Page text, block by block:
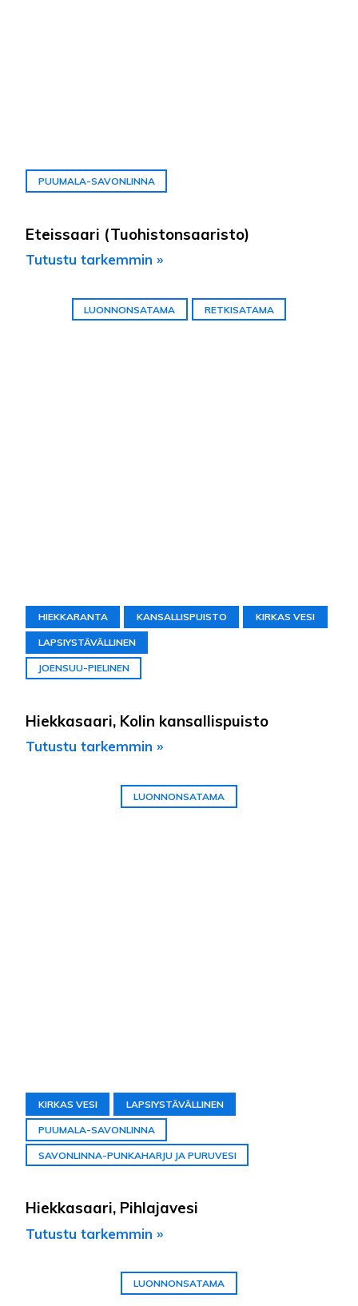
PUUMALA-SAVONLINNA
Eteissaari (Tuohistonsaaristo)
Tutustu tarkemmin »
LUONNONSATAMA RETKISATAMA
HIEKKARANTA KANSALLISPUISTO KIRKAS VESI
LAPSIYSTÄVÄLLINEN
JOENSUU-PIELINEN
Hiekkasaari, Kolin kansallispuisto
Tutustu tarkemmin »
LUONNONSATAMA
KIRKAS VESI LAPSIYSTÄVÄLLINEN
PUUMALA-SAVONLINNA
SAVONLINNA-PUNKAHARJU JA PURUVESI
Hiekkasaari, Pihlajavesi
Tutustu tarkemmin »
LUONNONSATAMA